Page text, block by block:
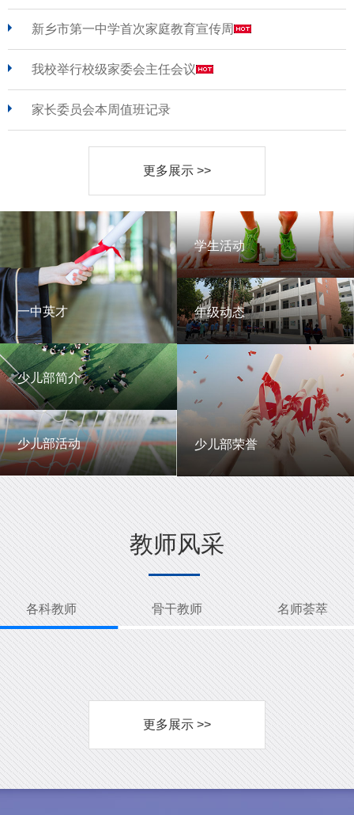
新乡市第一中学首次家庭教育宣传周
我校举行校级家委会主任会议
家长委员会本周值班记录
更多展示 >>
一中英才
一中英才
少儿部简介
少儿部简介
少儿部活动
少儿部活动
学生活动
学生活动
年级动态
年级动态
少儿部荣誉
少儿部荣誉
教师风采
各科教师 骨干教师 名师荟萃
更多展示 >>